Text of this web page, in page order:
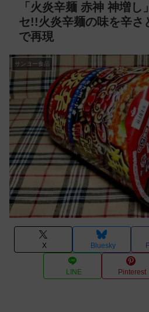
「火炎辛麺 赤神 神増し
セ!!火炎辛麺の味を辛さ
で再現
サンヨー食品
X Bluesky
LINE Pinterest